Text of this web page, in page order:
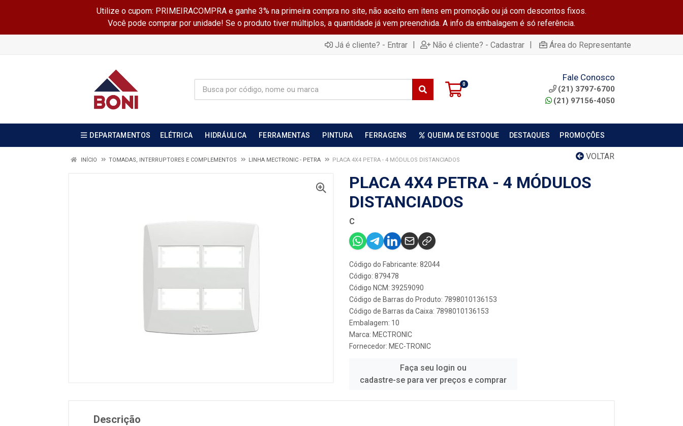
Utilize o cupom: PRIMEIRACOMPRA e ganhe 3% na primeira compra no site, não aceito em itens em promoção ou já com descontos fixos.
Você pode comprar por unidade! Se o produto tiver múltiplos, a quantidade já vem preenchida. A info da embalagem é só referência.
Já é cliente? - Entrar | Não é cliente? - Cadastrar | Área do Representante
0
Fale Conosco
(21) 3797-6700
(21) 97156-4050
DEPARTAMENTOS ELÉTRICA HIDRÁULICA FERRAMENTAS PINTURA FERRAGENS QUEIMA DE ESTOQUE DESTAQUES PROMOÇÕES
VOLTAR
INÍCIO TOMADAS, INTERRUPTORES E COMPLEMENTOS LINHA MECTRONIC - PETRA PLACA 4X4 PETRA - 4 MÓDULOS DISTANCIADOS
PLACA 4X4 PETRA - 4 MÓDULOS
DISTANCIADOS
C
Código do Fabricante: 82044
Código: 879478
Código NCM: 39259090
Código de Barras do Produto: 7898010136153
Código de Barras da Caixa: 7898010136153
Embalagem: 10
Marca: MECTRONIC
Fornecedor: MEC-TRONIC
Faça seu login ou
cadastre-se para ver preços e comprar
Descrição